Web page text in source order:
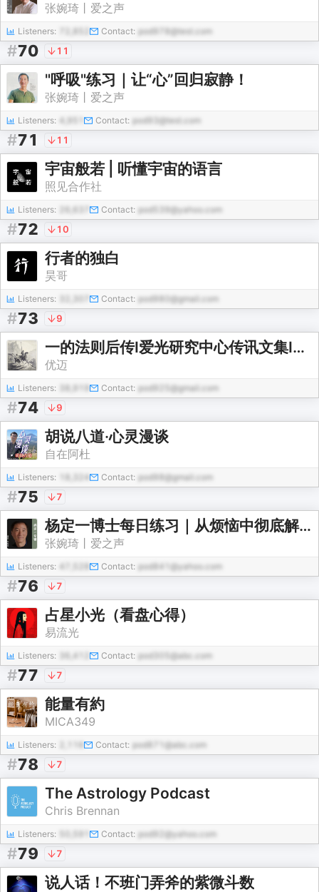
张婉琦丨爱之声
Listeners: Contact: pod978@test.com
#70 11
"呼吸"练习｜让“心”回归寂静！
张婉琦丨爱之声
Listeners: Contact: pod93@test.com
#71 11
宇宙般若 | 听懂宇宙的语言
照见合作社
Listeners: Contact: pod539@yahoo.com
#72 10
行者的独白
昊哥
Listeners: Contact: pod980@gmail.com
#73 9
一的法则后传I爱光研究中心传讯文集I至今持续的解答
优迈
Listeners: Contact: pod925@gmail.com
#74 9
胡说八道·心灵漫谈
自在阿杜
Listeners: Contact: pod98@gmail.com
#75 7
杨定一博士每日练习｜从烦恼中彻底解脱！
张婉琦丨爱之声
Listeners: Contact: pod841@yahoo.com
#76 7
占星小光（看盘心得）
易流光
Listeners: 36,412 Contact: pod305@abc.com
#77 7
能量有約
MICA349
Listeners: Contact: pod871@abc.com
#78 7
The Astrology Podcast
Chris Brennan
Listeners: Contact: pod92@yahoo.com
#79 7
说人话！不班门弄斧的紫微斗数